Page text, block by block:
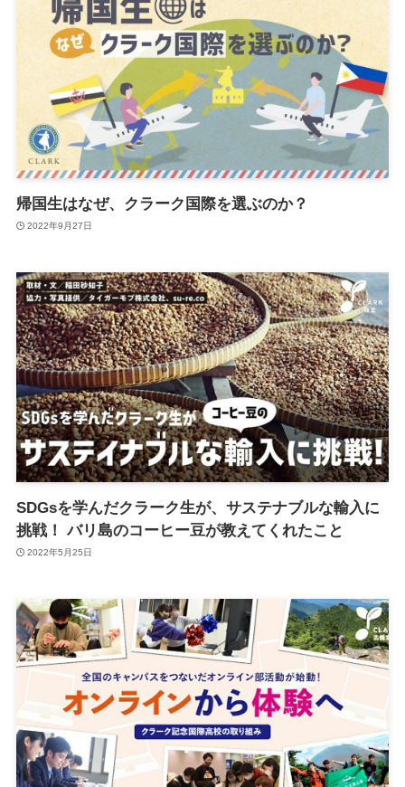
帰国生はなぜ、クラーク国際を選ぶのか？
2022年9月27日
SDGsを学んだクラーク生が、サステナブルな輸入に
挑戦！ バリ島のコーヒー豆が教えてくれたこと
2022年5月25日